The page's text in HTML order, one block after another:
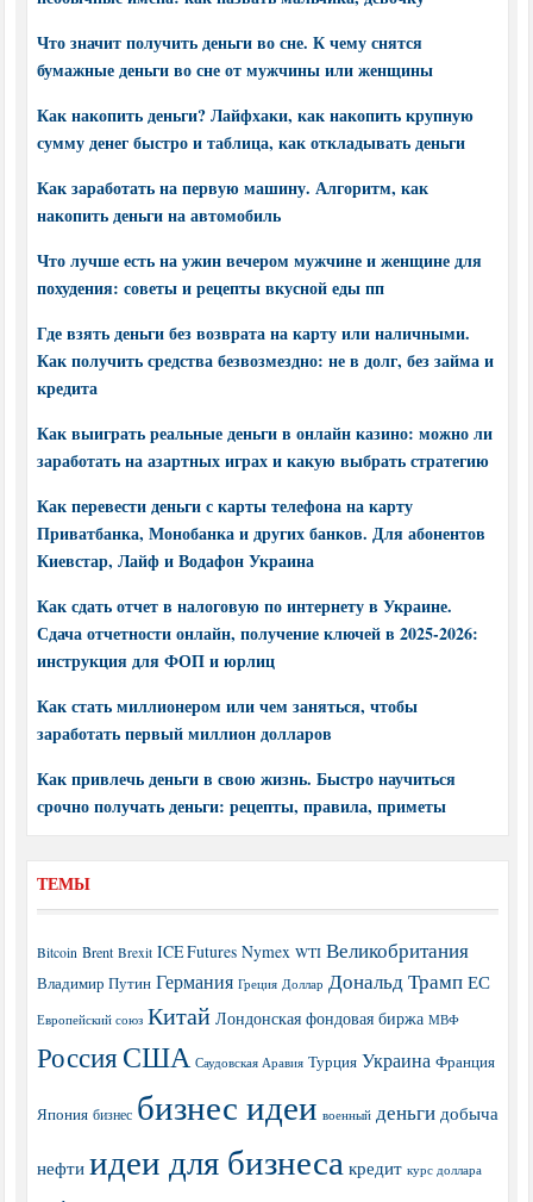
Что значит получить деньги во сне. К чему снятся
бумажные деньги во сне от мужчины или женщины
Как накопить деньги? Лайфхаки, как накопить крупную
сумму денег быстро и таблица, как откладывать деньги
Как заработать на первую машину. Алгоритм, как
накопить деньги на автомобиль
Что лучше есть на ужин вечером мужчине и женщине для
похудения: советы и рецепты вкусной еды пп
Где взять деньги без возврата на карту или наличными.
Как получить средства безвозмездно: не в долг, без займа и
кредита
Как выиграть реальные деньги в онлайн казино: можно ли
заработать на азартных играх и какую выбрать стратегию
Как перевести деньги с карты телефона на карту
Приватбанка, Монобанка и других банков. Для абонентов
Киевстар, Лайф и Водафон Украина
Как сдать отчет в налоговую по интернету в Украине.
Сдача отчетности онлайн, получение ключей в 2025-2026:
инструкция для ФОП и юрлиц
Как стать миллионером или чем заняться, чтобы
заработать первый миллион долларов
Как привлечь деньги в свою жизнь. Быстро научиться
срочно получать деньги: рецепты, правила, приметы
ТЕМЫ
Bitcoin Brent Brexit ICE Futures Nymex WTI Великобритания
Владимир Путин Германия Греция Доллар Дональд Трамп ЕС
Европейский союз Китай Лондонская фондовая биржа МВФ
РоссияСША Саудовская Аравия Турция Украина Франция
Япония бизнес бизнес идеи военный деньги добыча
нефти идеи для бизнеса кредит курс доллара